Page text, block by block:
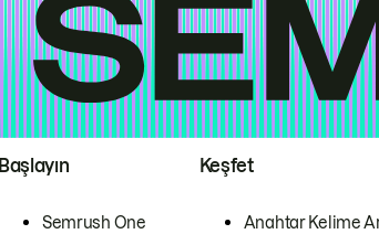
Başlayın
Semrush One
Keşfet
Anahtar Kelime